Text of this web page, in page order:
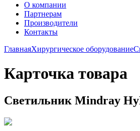
О компании
Партнерам
Производители
Контакты
ГлавнаяХирургическое оборудование
Карточка товара
Светильник Mindray